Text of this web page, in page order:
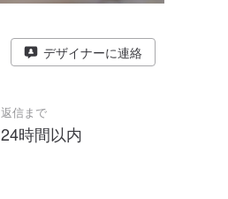
デザイナーに連絡
返信まで
24時間以内